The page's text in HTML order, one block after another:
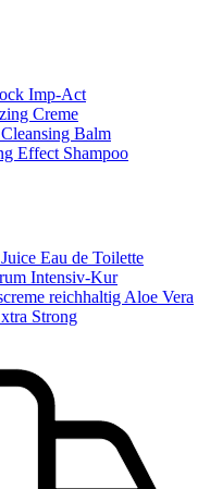
Imp-Act
Creme
Balm
Effect Shampoo
Eau de Toilette
Intensiv-Kur
reichhaltig Aloe Vera
Strong